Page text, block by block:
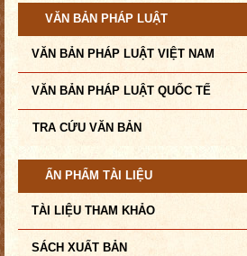
VĂN BẢN PHÁP LUẬT
VĂN BẢN PHÁP LUẬT VIỆT NAM
VĂN BẢN PHÁP LUẬT QUỐC TẾ
TRA CỨU VĂN BẢN
ẤN PHẨM TÀI LIỆU
TÀI LIỆU THAM KHẢO
SÁCH XUẤT BẢN